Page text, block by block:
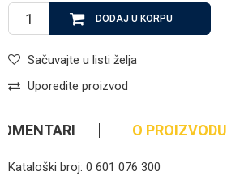
DODAJ U KORPU
Sačuvajte u listi želja
Uporedite proizvod
O PROIZVODU
Kataloški broj: 0 601 076 300